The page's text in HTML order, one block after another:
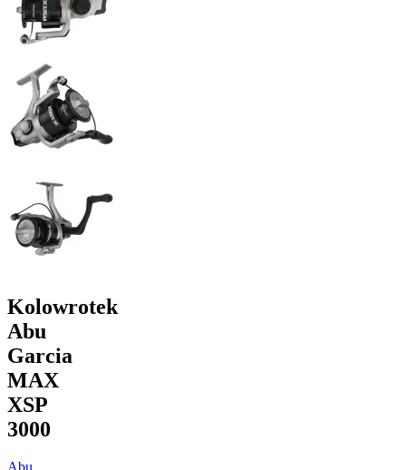
Kolowrotek
Abu
Garcia
MAX
XSP
3000